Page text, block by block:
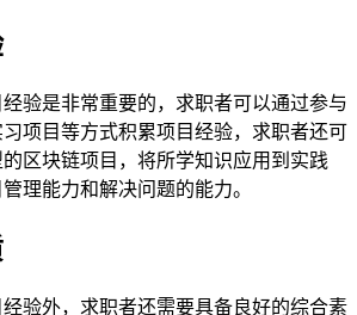
验是非常重要的，求职者可以通过参与
项目等方式积累项目经验，求职者还可
区块链项目，将所学知识应用到实践
理能力和解决问题的能力。
验外，求职者还需要具备良好的综合素